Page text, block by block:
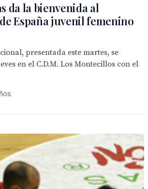
da la bienvenida al
España juvenil femenino
presentada este martes, se
en el C.D.M. Los Montecillos con el